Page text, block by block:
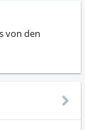
von den